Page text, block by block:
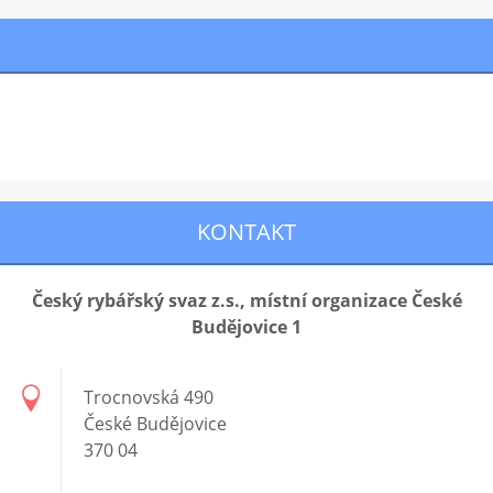
KONTAKT
Český rybářský svaz z.s., místní organizace České
Budějovice 1
Trocnovská 490
České Budějovice
370 04